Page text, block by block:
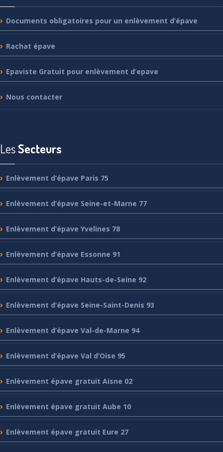
Documents obligatoires pour un enlèvement d’épave
Rachat épave
Epaviste Gratuit pour enlèvement d’epave
Nous contacter
LesSecteurs
Enlèvement d’épave Paris 75
Enlèvement d’épave Seine-et-Marne 77
Enlèvement d’épave Yvelines 78
Enlèvement d’épave Essonne 91
Enlèvement d’épave Hauts-de-Seine 92
Enlèvement d’épave Seine-Saint-Denis 93
Enlèvement d’épave Val-de-Marne 94
Enlèvement d’épave Val d’Oise 95
Enlèvement épave gratuit Aisne 02
Enlèvement épave gratuit Aube 10
Enlèvement épave gratuit Eure 27